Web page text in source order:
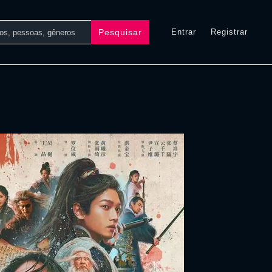
Pesquisar Entrar Registrar